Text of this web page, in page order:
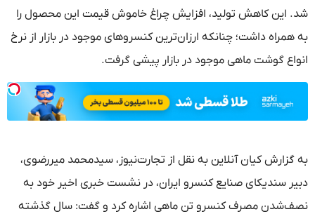
شد. این کاهش تولید، افزایش چراغ خاموش قیمت این محصول را
به همراه داشت؛ چنانکه ارزان‌ترین کنسروهای موجود در بازار از نرخ
انواع گوشت ماهی موجود در بازار پیشی گرفت.
به گزارش کیان آنلاین به نقل از تجارت‌نیوز، سیدمحمد میررضوی،
دبیر سندیکای صنایع کنسرو ایران، در نشست خبری اخیر خود به
نصف‌شدن مصرف کنسرو تن ماهی اشاره کرد و گفت: سال گذشته